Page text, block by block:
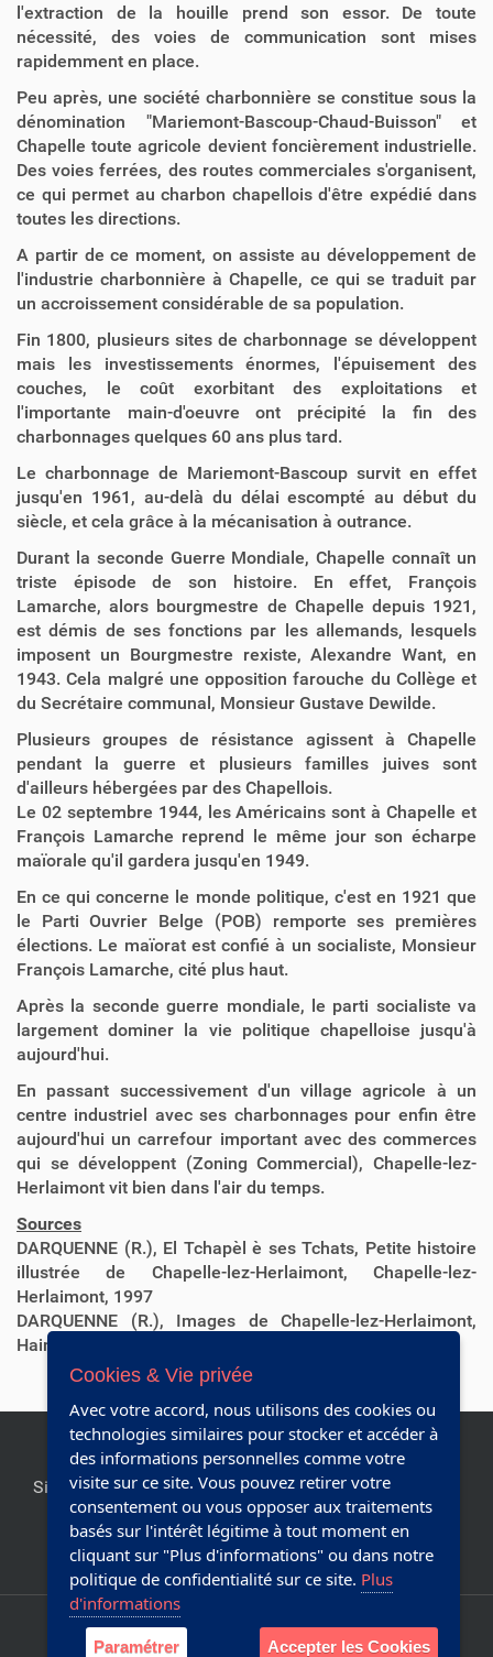
l'extraction de la houille prend son essor. De toute
nécessité, des voies de communication sont mises
rapidemment en place.
Peu après, une société charbonnière se constitue sous la
dénomination "Mariemont-Bascoup-Chaud-Buisson" et
Chapelle toute agricole devient foncièrement industrielle.
Des voies ferrées, des routes commerciales s'organisent,
ce qui permet au charbon chapellois d'être expédié dans
toutes les directions.
A partir de ce moment, on assiste au développement de
l'industrie charbonnière à Chapelle, ce qui se traduit par
un accroissement considérable de sa population.
Fin 1800, plusieurs sites de charbonnage se développent
mais les investissements énormes, l'épuisement des
couches, le coût exorbitant des exploitations et
l'importante main-d'oeuvre ont précipité la fin des
charbonnages quelques 60 ans plus tard.
Le charbonnage de Mariemont-Bascoup survit en effet
jusqu'en 1961, au-delà du délai escompté au début du
siècle, et cela grâce à la mécanisation à outrance.
Durant la seconde Guerre Mondiale, Chapelle connaît un
triste épisode de son histoire. En effet, François
Lamarche, alors bourgmestre de Chapelle depuis 1921,
est démis de ses fonctions par les allemands, lesquels
imposent un Bourgmestre rexiste, Alexandre Want, en
1943. Cela malgré une opposition farouche du Collège et
du Secrétaire communal, Monsieur Gustave Dewilde.
Plusieurs groupes de résistance agissent à Chapelle
pendant la guerre et plusieurs familles juives sont
d'ailleurs hébergées par des Chapellois.
Le 02 septembre 1944, les Américains sont à Chapelle et
François Lamarche reprend le même jour son écharpe
maïorale qu'il gardera jusqu'en 1949.
En ce qui concerne le monde politique, c'est en 1921 que
le Parti Ouvrier Belge (POB) remporte ses premières
élections. Le maïorat est confié à un socialiste, Monsieur
François Lamarche, cité plus haut.
Après la seconde guerre mondiale, le parti socialiste va
largement dominer la vie politique chapelloise jusqu'à
aujourd'hui.
En passant successivement d'un village agricole à un
centre industriel avec ses charbonnages pour enfin être
aujourd'hui un carrefour important avec des commerces
qui se développent (Zoning Commercial), Chapelle-lez-
Herlaimont vit bien dans l'air du temps.
Sources
DARQUENNE (R.), El Tchapèl è ses Tchats, Petite histoire
illustrée de Chapelle-lez-Herlaimont, Chapelle-lez-
Herlaimont, 1997
DARQUENNE (R.), Images de Chapelle-lez-Herlaimont,
Haine-Saint-Pierre, 1994
Site officiel de la commune de Chapelle-lez-Herlaimont.
Editeur responsable:Collège communal
Réalisé avec Plone & Python
Plan du site
Cookies & Vie privée
Avec votre accord, nous utilisons des cookies ou
technologies similaires pour stocker et accéder à
des informations personnelles comme votre
visite sur ce site. Vous pouvez retirer votre
consentement ou vous opposer aux traitements
basés sur l'intérêt légitime à tout moment en
cliquant sur "Plus d'informations" ou dans notre
politique de confidentialité sur ce site. Plus
d'informations
Accepter les Cookies
Paramétrer